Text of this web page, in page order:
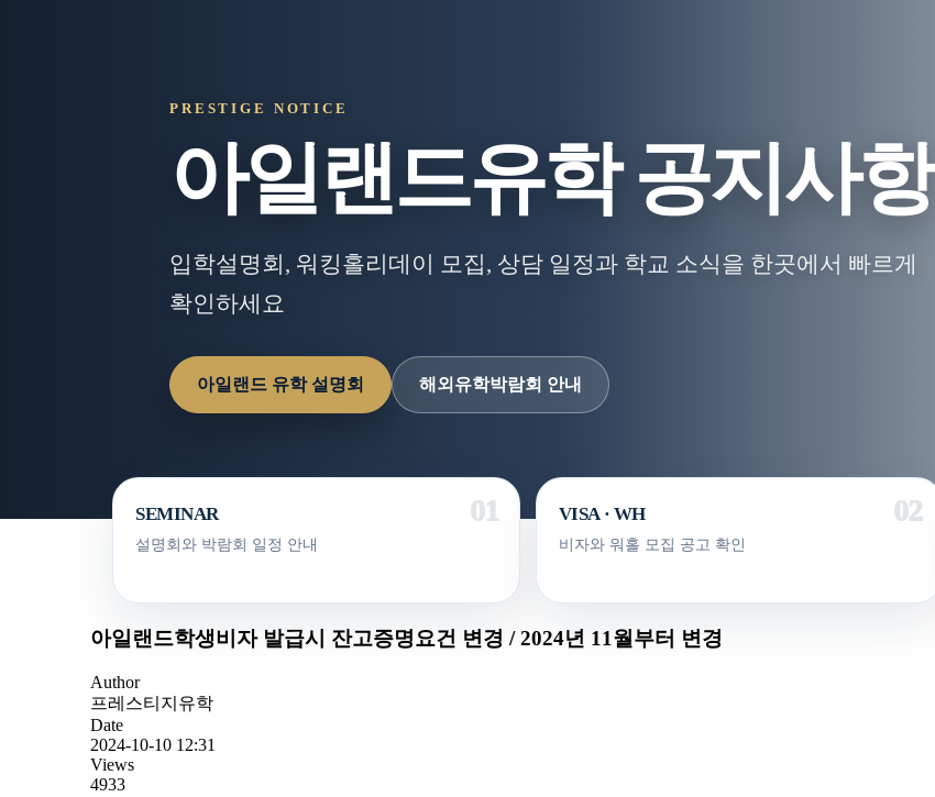
PRESTIGE NOTICE
아일랜드유학 공지사항
입학설명회, 워킹홀리데이 모집, 상담 일정과 학교 소식을 한곳에서 빠르게
확인하세요
아일랜드 유학 설명회 해외유학박람회 안내
SEMINAR
설명회와 박람회 일정 안내
VISA · WH
비자와 워홀 모집 공고 확인
아일랜드학생비자 발급시 잔고증명요건 변경 / 2024년 11월부터 변경
Author
프레스티지유학
Date
2024-10-10 12:31
Views
4933